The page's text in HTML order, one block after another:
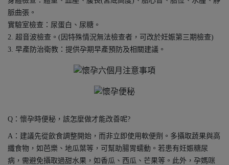
脈曲張。
實驗室檢查：尿蛋白、尿糖。
2. 超音波檢查。(因特殊情況無法檢查者，可改於妊娠第三期檢查)
3. 早產防治衛教：提供孕期早產預防及相關建議。
Q：懷孕時便秘，該怎麼做才能改善呢?
A：建議先從飲食調整開始，而非立即使用軟便劑。多攝取蔬果與高
纖食物，如芭樂、地瓜葉等，可幫助腸胃蠕動。若患有妊娠糖尿
病，需避免攝取過甜水果，如香瓜、西瓜、芒果等。此外，孕媽咪